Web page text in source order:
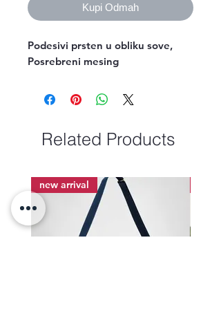
Kupi Odmah
Podesivi prsten u obliku sove,
Posrebreni mesing
Related Products
new arrival